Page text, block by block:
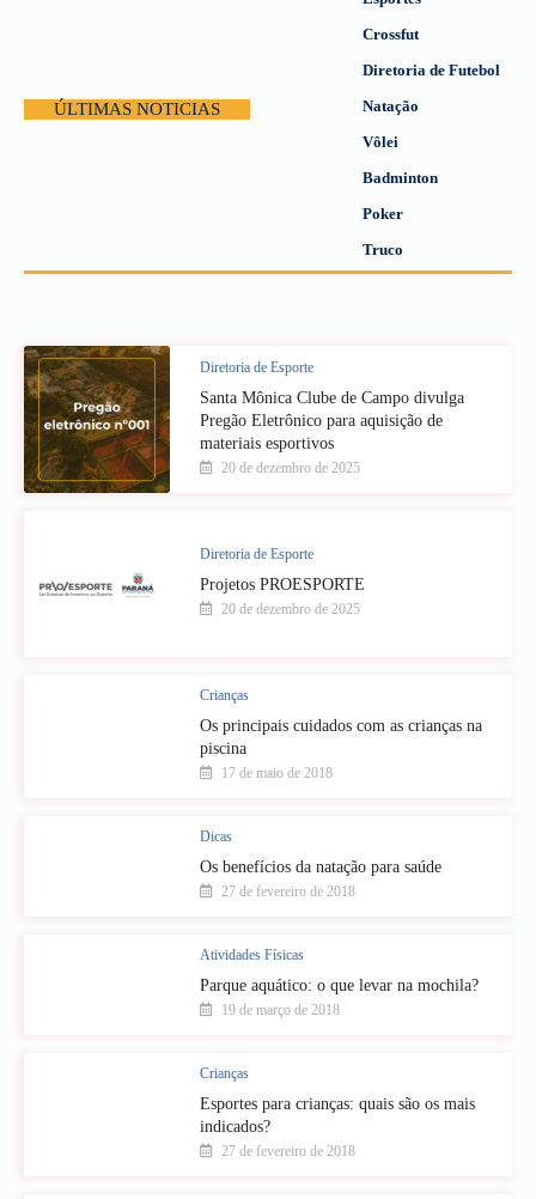
ÚLTIMAS NOTICIAS
Crossfut
Diretoria de Futebol
Natação
Vôlei
Badminton
Poker
Truco
Diretoria de Esporte
Santa Mônica Clube de Campo divulga
Pregão Eletrônico para aquisição de
materiais esportivos
20 de dezembro de 2025
Diretoria de Esporte
Projetos PROESPORTE
20 de dezembro de 2025
Crianças
Os principais cuidados com as crianças na
piscina
17 de maio de 2018
Dicas
Os benefícios da natação para saúde
27 de fevereiro de 2018
Atividades Físicas
Parque aquático: o que levar na mochila?
19 de março de 2018
Crianças
Esportes para crianças: quais são os mais
indicados?
27 de fevereiro de 2018